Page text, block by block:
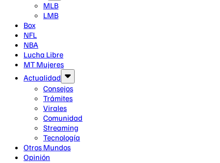
MLB
LMB
Box
NFL
NBA
Lucha Libre
MT Mujeres
Actualidad
Consejos
Trámites
Virales
Comunidad
Streaming
Tecnología
Otros Mundos
Opinión